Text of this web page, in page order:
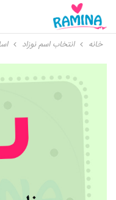
خانه انتخاب اسم نوزاد